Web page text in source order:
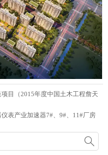
目（2015年度中国土木工程詹天
表产业加速器7#、9#、11#厂房
